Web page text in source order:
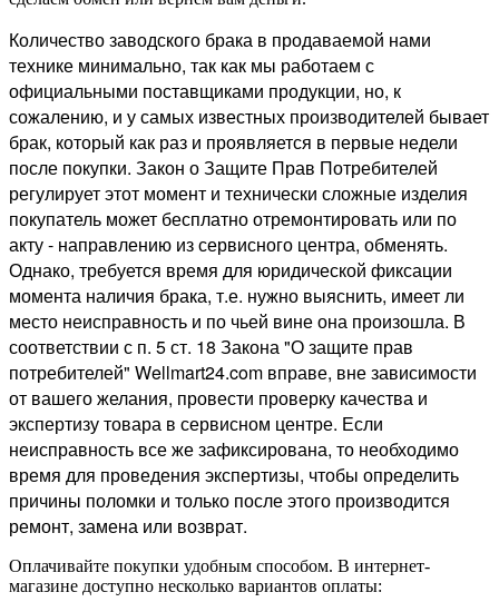
Количество заводского брака в продаваемой нами
технике минимально, так как мы работаем с
официальными поставщиками продукции, но, к
сожалению, и у самых известных производителей бывает
брак, который как раз и проявляется в первые недели
после покупки. Закон о Защите Прав Потребителей
регулирует этот момент и технически сложные изделия
покупатель может бесплатно отремонтировать или по
акту - направлению из сервисного центра, обменять.
Однако, требуется время для юридической фиксации
момента наличия брака, т.е. нужно выяснить, имеет ли
место неисправность и по чьей вине она произошла. В
соответствии с п. 5 ст. 18 Закона "О защите прав
потребителей" Wellmart24.com вправе, вне зависимости
от вашего желания, провести проверку качества и
экспертизу товара в сервисном центре. Если
неисправность все же зафиксирована, то необходимо
время для проведения экспертизы, чтобы определить
причины поломки и только после этого производится
ремонт, замена или возврат.
Оплачивайте покупки удобным способом. В интернет-
магазине доступно несколько вариантов оплаты: